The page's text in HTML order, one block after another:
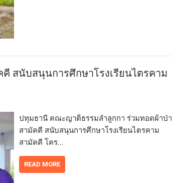
สนับสนุนการศึกษาโรงเรียนไตรคาม
ปทุมธานี คณะญาติธรรมลำลูกกา ร่วมทอดผ้าป่า
สามัคคี สนับสนุนการศึกษาโรงเรียนไตรคาม
สามัคคี โคร…
READ MORE